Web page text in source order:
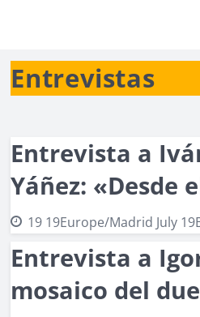
Entrevistas
Entrevista a
Yáñez: «Desde
19 19Europe/Madrid July
Entrevista a
mosaico del